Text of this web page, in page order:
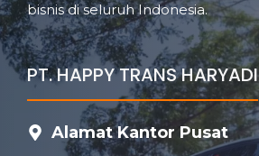
bisnis di seluruh Indonesia.
PT. HAPPY TRANS HARYADI
Alamat Kantor Pusat